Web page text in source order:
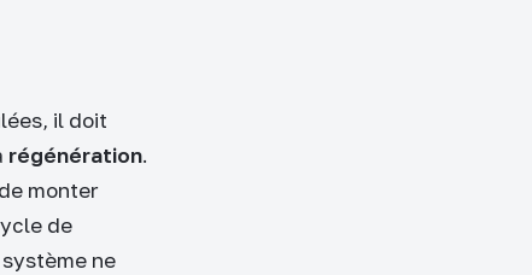
il doit
régénération.
monter
de
ne